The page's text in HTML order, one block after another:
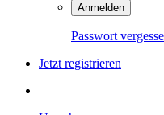
Anmelden
Passwort
Jetzt registrieren